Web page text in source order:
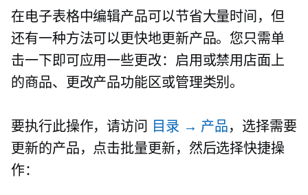
在电子表格中编辑产品可以节省大量时间，但
还有一种方法可以更快地更新产品。您只需单
击一下即可应用一些更改：启用或禁用店面上
的商品、更改产品功能区或管理类别。
要执行此操作，请访问 目录 → 产品，选择需要
更新的产品，点击批量更新，然后选择快捷操
作：